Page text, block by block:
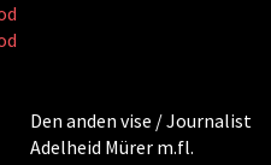
Den anden vise / Journalist
Adelheid Mürer m.fl.